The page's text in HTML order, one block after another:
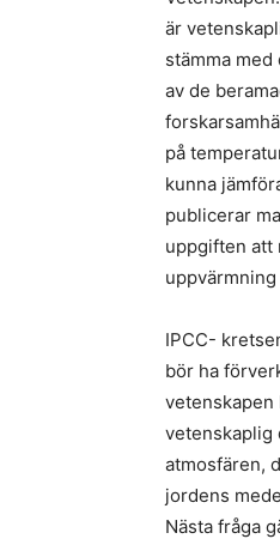
är
stämma
av de
på
kunna
publicerar
uppgiften att
IPCC-
bör ha
vetenskapen
vetenskaplig
atmosfären,
jordens
Nästa fråga